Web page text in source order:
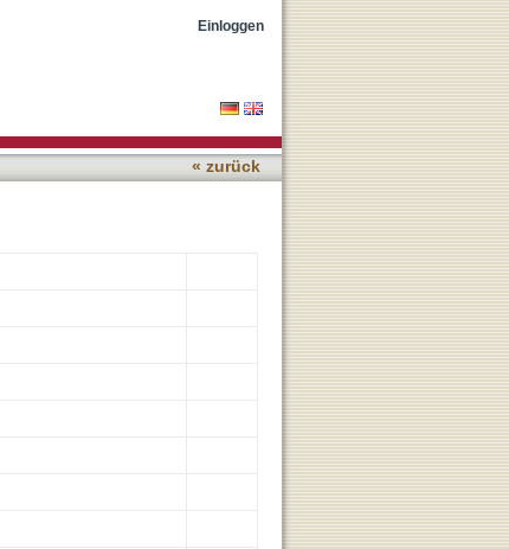
direct current
Einloggen
« zurück